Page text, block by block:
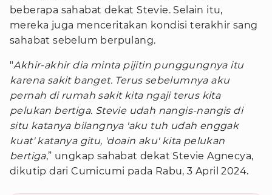
beberapa sahabat dekat Stevie. Selain itu,
mereka juga menceritakan kondisi terakhir sang
sahabat sebelum berpulang.
"Akhir-akhir dia minta pijitin punggungnya itu
karena sakit banget. Terus sebelumnya aku
pernah di rumah sakit kita ngaji terus kita
pelukan bertiga. Stevie udah nangis-nangis di
situ katanya bilangnya 'aku tuh udah enggak
kuat' katanya gitu, 'doain aku' kita pelukan
bertiga,” ungkap sahabat dekat Stevie Agnecya,
dikutip dari Cumicumi pada Rabu, 3 April 2024.